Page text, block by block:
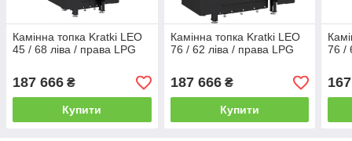
Камінна топка Kratki LEO
45 / 68 ліва / права LPG
187 666 ₴
Купити
Камінна топка Kratki LEO
76 / 62 ліва / права LPG
187 666₴
Купити
76 /